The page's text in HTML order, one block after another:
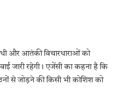
और आतंकी विचारधाराओं को
जारी रहेगी। एजेंसी का कहना है कि
से जोड़ने की किसी भी कोशिश को